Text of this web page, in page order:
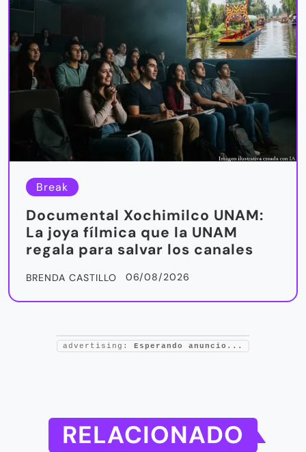
Break
Documental Xochimilco UNAM:
La joya fílmica que la UNAM
regala para salvar los canales
BRENDA CASTILLO 06/08/2026
advertising: Esperando anuncio...
RELACIONADO